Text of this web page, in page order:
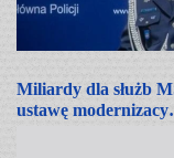
Miliardy dla służb
ustawę